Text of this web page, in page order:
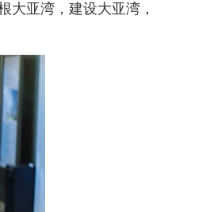
大亚湾，建设大亚湾，